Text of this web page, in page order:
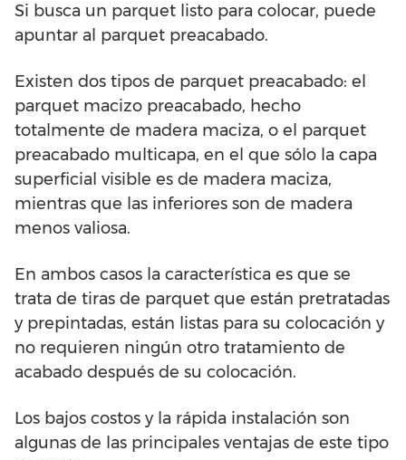
Si busca un parquet listo para colocar, puede
apuntar al parquet preacabado.
Existen dos tipos de parquet preacabado: el
parquet macizo preacabado, hecho
totalmente de madera maciza, o el parquet
preacabado multicapa, en el que sólo la capa
superficial visible es de madera maciza,
mientras que las inferiores son de madera
menos valiosa.
En ambos casos la característica es que se
trata de tiras de parquet que están pretratadas
y prepintadas, están listas para su colocación y
no requieren ningún otro tratamiento de
acabado después de su colocación.
Los bajos costos y la rápida instalación son
algunas de las principales ventajas de este tipo